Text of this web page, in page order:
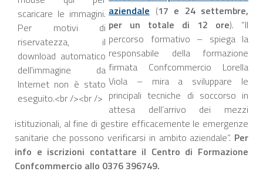
aziendale (17 e 24 settembre,
per un totale di 12 ore). “Il
percorso formativo – spiega la
responsabile della formazione
firmata Confcommercio Lorella
Viola – mira a sviluppare le
principali tecniche di soccorso in
attesa dell’arrivo dei mezzi
istituzionali, al fine di gestire efficacemente le emergenze
sanitarie che possono verificarsi in ambito aziendale”. Per
info e iscrizioni contattare il Centro di Formazione
Confcommercio allo 0376 396749.